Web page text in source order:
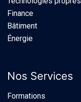
Finance
Bâtiment
Énergie
Nos Services
Formations